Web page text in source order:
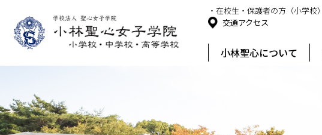
・在校生・保護者の方（小学校）
交通アクセス
小林聖心について